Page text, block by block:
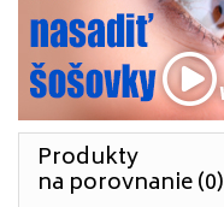
Produkty
na porovnanie (0)